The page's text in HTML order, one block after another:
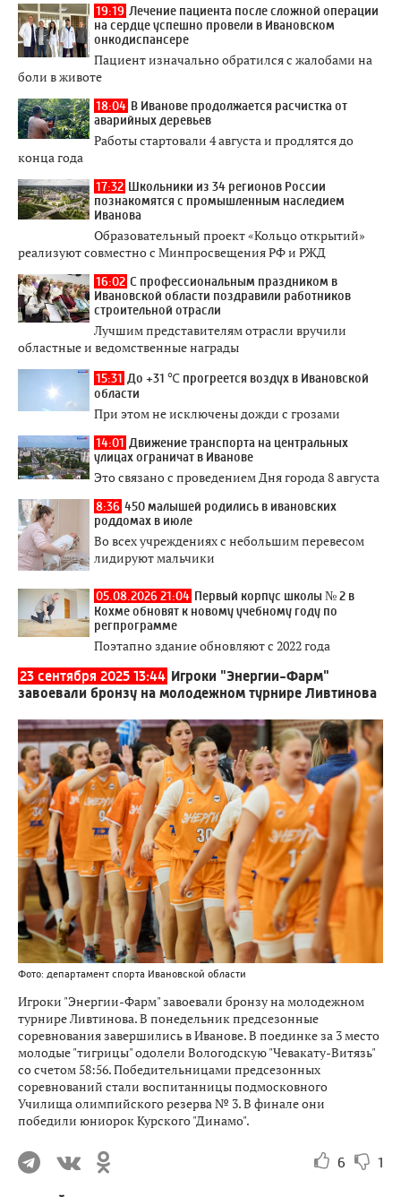
19:19 Лечение пациента после сложной операции
на сердце успешно провели в Ивановском
онкодиспансере
Пациент изначально обратился с жалобами на
боли в животе
18:04 В Иванове продолжается расчистка от
аварийных деревьев
Работы стартовали 4 августа и продлятся до
конца года
17:32 Школьники из 34 регионов России
познакомятся с промышленным наследием
Иванова
Образовательный проект «Кольцо открытий»
реализуют совместно с Минпросвещения РФ и РЖД
16:02 С профессиональным праздником в
Ивановской области поздравили работников
строительной отрасли
Лучшим представителям отрасли вручили
областные и ведомственные награды
15:31 До +31 ℃ прогреется воздух в Ивановской
области
При этом не исключены дожди с грозами
14:01 Движение транспорта на центральных
улицах ограничат в Иванове
Это связано с проведением Дня города 8 августа
8:36 450 малышей родились в ивановских
роддомах в июле
Во всех учреждениях с небольшим перевесом
лидируют мальчики
05.08.2026 21:04 Первый корпус школы № 2 в
Кохме обновят к новому учебному году по
регпрограмме
Поэтапно здание обновляют с 2022 года
23 сентября 2025 13:44 Игроки "Энергии-Фарм"
завоевали бронзу на молодежном турнире Ливтинова
Фото: департамент спорта Ивановской области
Игроки "Энергии-Фарм" завоевали бронзу на молодежном
турнире Ливтинова. В понедельник предсезонные
соревнования завершились в Иванове. В поединке за 3 место
молодые "тигрицы" одолели Вологодскую "Чевакату-Витязь"
со счетом 58:56. Победительницами предсезонных
соревнований стали воспитанницы подмосковного
Училища олимпийского резерва № 3. В финале они
победили юниорок Курского "Динамо".
6 1